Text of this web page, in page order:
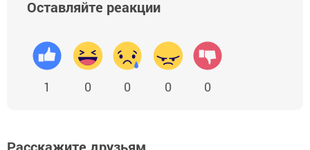
Оставляйте реакции
1 0 0 0 0